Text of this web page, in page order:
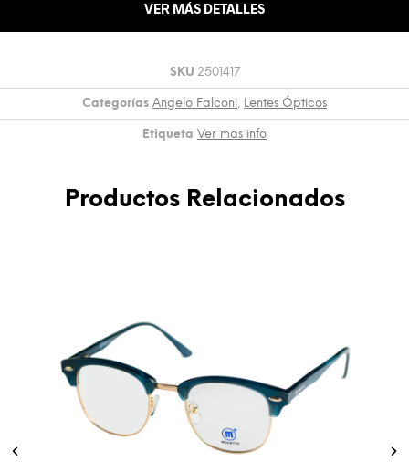
VER MÁS DETALLES
SKU 2501417
Categorías Angelo Falconi, Lentes Ópticos
Etiqueta Ver mas info
Productos Relacionados